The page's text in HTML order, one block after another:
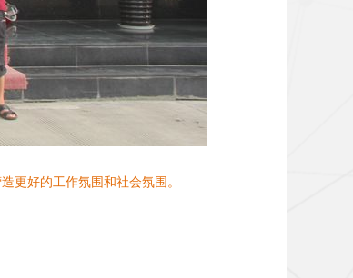
更好的工作氛围和社会氛围。